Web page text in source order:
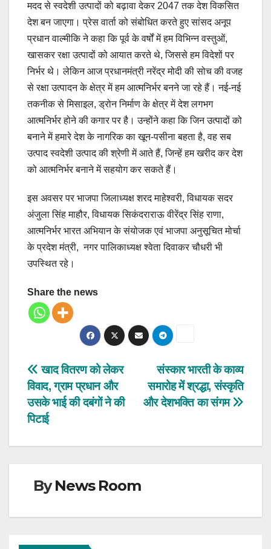
मदद से स्वदेशी उत्पादों को बढ़ावा देकर 2047 तक देश विकसित
देश बन जाएगा। प्रेस वार्ता को संबोधित करते हुए सांसद अनूप
प्रधान वाल्मीकि ने कहा कि पूर्व के वर्षों में हम विभिन्न वस्तुओं,
खासकर रक्षा उत्पादों को आयात करते थे, जिससे हम विदेशों पर
निर्भर थे। लेकिन आज प्रधानमंत्री नरेंद्र मोदी की सोच की वजह
से रक्षा उत्पादन के क्षेत्र में हम आत्मनिर्भर बनने जा रहे हैं। नई-नई
तकनीक से मिसाइल, ड्रोन निर्माण के क्षेत्र में देश लगभग
आत्मनिर्भर होने की कगार पर है। उन्होंने कहा कि जिन उत्पादों को
बनाने में हमारे देश के नागरिक का खून-पसीना बहता है, वह सब
उत्पाद स्वदेशी उत्पाद की श्रेणी में आते हैं, जिन्हें हम खरीद कर देश
को आत्मनिर्भर बनाने में सहयोग कर सकते हैं।
इस अवसर पर भाजपा जिलाध्यक्ष शरद माहेश्वरी, विधायक सदर
अंजुला सिंह माहौर, विधायक सिकंदराराऊ वीरेंद्र सिंह राणा,
आत्मनिर्भर भारत अभियान के संयोजक एवं भाजपा अनुसूचित मोर्चा
के प्रदेश मंत्री, नगर पालिकाध्यक्ष श्वेता दिवाकर चौधरी भी
उपस्थित रहे।
Share the news
Post
navigation
संस्कार भारती के काव्य
समारोह में श्रद्धा, संस्कृति
और देशभक्ति का संगम
खाद वितरण को लेकर
विवाद, ग्राम प्रधान और
उसके भाई की दबंगों ने की
पिटाई
ByNews Room